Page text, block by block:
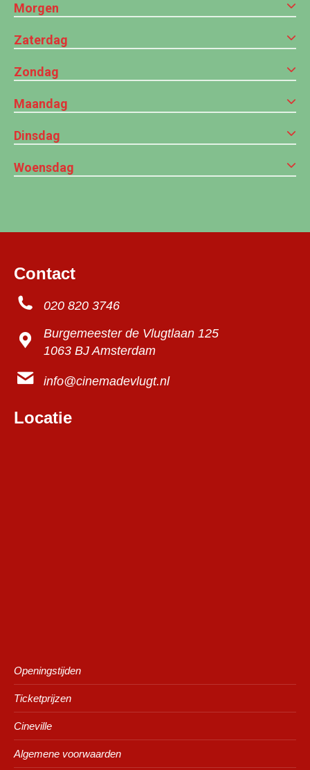
Morgen
Zaterdag
Zondag
Maandag
Dinsdag
Woensdag
Contact
020 820 3746
Burgemeester de Vlugtlaan 125
1063 BJ Amsterdam
info@cinemadevlugt.nl
Locatie
Openingstijden
Ticketprijzen
Cineville
Algemene voorwaarden